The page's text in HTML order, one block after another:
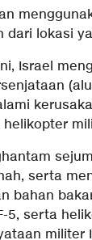
dari lokasi
Israel
serta
bahan
5, serta
militer